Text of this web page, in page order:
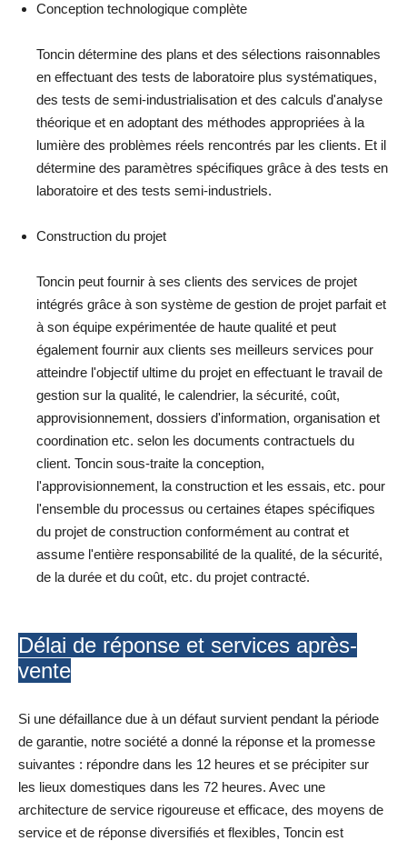
Conception technologique complète
Toncin détermine des plans et des sélections raisonnables
en effectuant des tests de laboratoire plus systématiques,
des tests de semi-industrialisation et des calculs d'analyse
théorique et en adoptant des méthodes appropriées à la
lumière des problèmes réels rencontrés par les clients. Et il
détermine des paramètres spécifiques grâce à des tests en
laboratoire et des tests semi-industriels.
Construction du projet
Toncin peut fournir à ses clients des services de projet
intégrés grâce à son système de gestion de projet parfait et
à son équipe expérimentée de haute qualité et peut
également fournir aux clients ses meilleurs services pour
atteindre l'objectif ultime du projet en effectuant le travail de
gestion sur la qualité, le calendrier, la sécurité, coût,
approvisionnement, dossiers d'information, organisation et
coordination etc. selon les documents contractuels du
client. Toncin sous-traite la conception,
l'approvisionnement, la construction et les essais, etc. pour
l'ensemble du processus ou certaines étapes spécifiques
du projet de construction conformément au contrat et
assume l'entière responsabilité de la qualité, de la sécurité,
de la durée et du coût, etc. du projet contracté.
Délai de réponse et services après-
vente
Si une défaillance due à un défaut survient pendant la période
de garantie, notre société a donné la réponse et la promesse
suivantes : répondre dans les 12 heures et se précipiter sur
les lieux domestiques dans les 72 heures. Avec une
architecture de service rigoureuse et efficace, des moyens de
service et de réponse diversifiés et flexibles, Toncin est